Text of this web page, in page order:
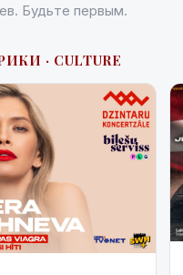
Будьте первым.
· CULTURE